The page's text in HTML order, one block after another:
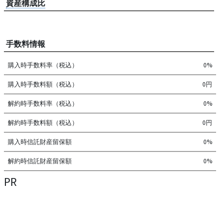
資産構成比
手数料情報
購入時手数料率（税込） 0%
購入時手数料額（税込） 0円
解約時手数料率（税込） 0%
解約時手数料額（税込） 0円
購入時信託財産留保額 0%
解約時信託財産留保額 0%
PR